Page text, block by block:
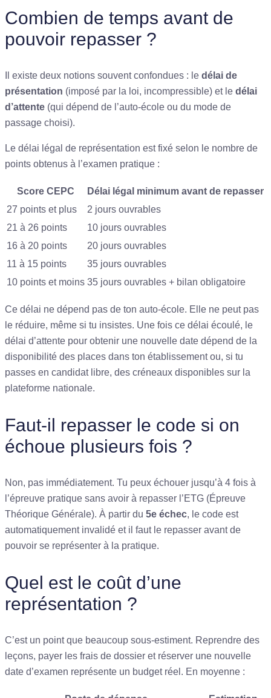
Combien de temps avant de
pouvoir repasser ?
Il existe deux notions souvent confondues : le délai de
présentation (imposé par la loi, incompressible) et le délai
d’attente (qui dépend de l’auto-école ou du mode de
passage choisi).
Le délai légal de représentation est fixé selon le nombre de
points obtenus à l’examen pratique :
Score CEPC
Délai légal minimum avant de repasser
27 points et plus
2 jours ouvrables
21 à 26 points
10 jours ouvrables
16 à 20 points
20 jours ouvrables
11 à 15 points
35 jours ouvrables
10 points et moins 35 jours ouvrables + bilan obligatoire
Ce délai ne dépend pas de ton auto-école. Elle ne peut pas
le réduire, même si tu insistes. Une fois ce délai écoulé, le
délai d’attente pour obtenir une nouvelle date dépend de la
disponibilité des places dans ton établissement ou, si tu
passes en candidat libre, des créneaux disponibles sur la
plateforme nationale.
Faut-il repasser le code si on
échoue plusieurs fois ?
Non, pas immédiatement. Tu peux échouer jusqu’à 4 fois à
l’épreuve pratique sans avoir à repasser l’ETG (Épreuve
Théorique Générale). À partir du 5e échec, le code est
automatiquement invalidé et il faut le repasser avant de
pouvoir se représenter à la pratique.
Quel est le coût d’une
représentation ?
C’est un point que beaucoup sous-estiment. Reprendre des
leçons, payer les frais de dossier et réserver une nouvelle
date d’examen représente un budget réel. En moyenne :